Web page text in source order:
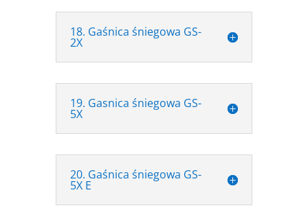
18. Gaśnica śniegowa GS-
2X
19. Gasnica śniegowa GS-
5X
20. Gaśnica śniegowa GS-
5X E